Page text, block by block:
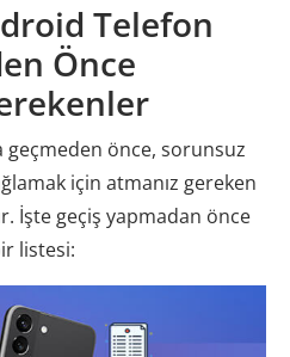
Telefon
Önce
önce, sorunsuz
için atmanız gereken
İşte geçiş yapmadan önce
listesi: